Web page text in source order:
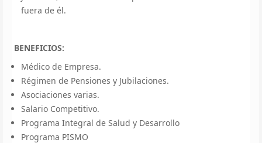
fuera de él.
BENEFICIOS:
Médico de Empresa.
Régimen de Pensiones y Jubilaciones.
Asociaciones varias.
Salario Competitivo.
Programa Integral de Salud y Desarrollo
Programa PISMO